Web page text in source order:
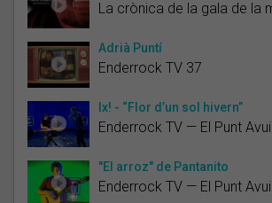
La crònica de la gala de la
Adrià Puntí
Enderrock TV 37
Ix! - “Flor d’un sol hivern”
Enderrock TV — El Punt
"El arroz" de Pantanito
Enderrock TV — El Punt